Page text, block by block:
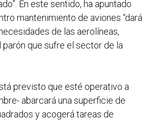
En este sentido, ha apuntado
mantenimiento de aviones “dará
de las aerolíneas,
que sufre el sector de la
previsto que esté operativo a
abarcará una superficie de
y acogerá tareas de